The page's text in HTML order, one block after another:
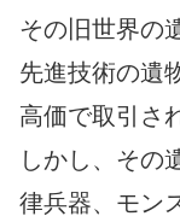
その旧世界の
先進技術の遺
高価で取引さ
しかし、その
律兵器、モン